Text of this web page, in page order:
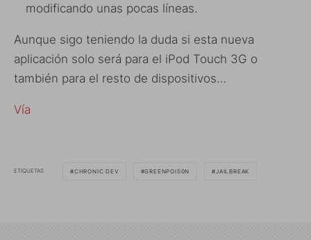
modificando unas pocas líneas.
Aunque sigo teniendo la duda si esta nueva
aplicación solo será para el iPod Touch 3G o
también para el resto de dispositivos…
Vía
ETIQUETAS CHRONIC DEV GREENPOIS0N JAILBREAK